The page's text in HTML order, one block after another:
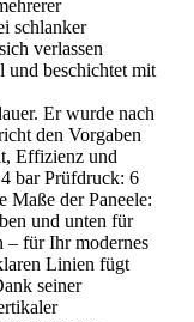
schlanker
verlassen
und beschichtet mit
Er wurde nach
den Vorgaben
Effizienz und
bar Prüfdruck: 6
Maße der Paneele:
und unten für
für Ihr modernes
Linien fügt
seiner